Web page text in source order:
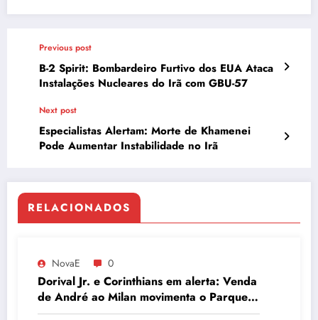
Previous post
B-2 Spirit: Bombardeiro Furtivo dos EUA Ataca
Instalações Nucleares do Irã com GBU-57
Next post
Especialistas Alertam: Morte de Khamenei
Pode Aumentar Instabilidade no Irã
RELACIONADOS
NovaE 0
Dorival Jr. e Corinthians em alerta: Venda
de André ao Milan movimenta o Parque
São Jorge